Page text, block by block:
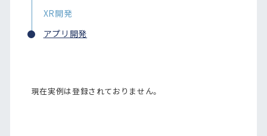
XR開発
アプリ開発
現在実例は登録されておりません。